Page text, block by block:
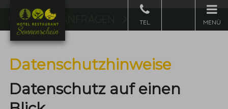
MENÜ
BUCHEN & ANFRAGEN Buchen
Datenschutz­hinweise
Datenschutz auf einen